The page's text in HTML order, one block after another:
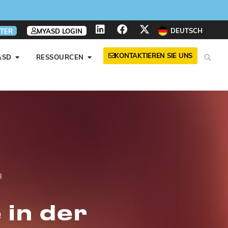
MYASD LOGIN DEUTSCH
RESSOURCEN KONTAKTIEREN SIE UNS
in der